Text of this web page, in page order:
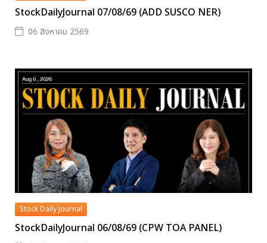
StockDailyJournal 07/08/69 (ADD SUSCO NER)
06 สิงหาคม 2569
Stock Daily Journal
StockDailyJournal 06/08/69 (CPW TOA PANEL)